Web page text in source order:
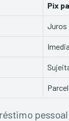
Pix
Juros